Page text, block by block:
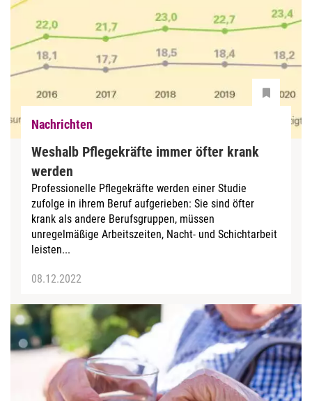
Nachrichten
Weshalb Pflegekräfte immer öfter krank
werden
Professionelle Pflegekräfte werden einer Studie
zufolge in ihrem Beruf aufgerieben: Sie sind öfter
krank als andere Berufsgruppen, müssen
unregelmäßige Arbeitszeiten, Nacht- und Schichtarbeit
leisten...
08.12.2022